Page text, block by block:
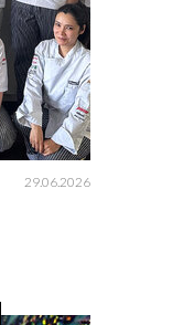
29.06.2026